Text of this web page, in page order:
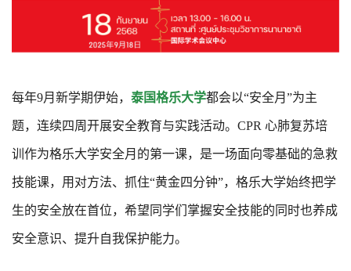
每年9月新学期伊始， 泰国格乐大学都会以“安全月”为主
题，连续四周开展安全教育与实践活动。CPR 心肺复苏培
训作为格乐大学安全月的第一课，是一场面向零基础的急救
技能课，用对方法、抓住“黄金四分钟”，格乐大学始终把学
生的安全放在首位，希望同学们掌握安全技能的同时也养成
安全意识、提升自我保护能力。